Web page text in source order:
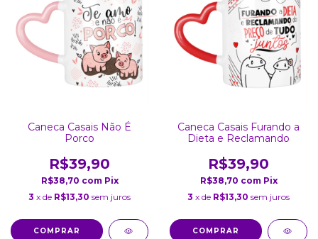
Caneca Casais Não É
Porco
R$39,90
R$38,70 com Pix
3 x de R$13,30 sem juros
COMPRAR
Caneca Casais Furando a
Dieta e Reclamando
R$39,90
R$38,70 com Pix
3 x de R$13,30 sem juros
COMPRAR